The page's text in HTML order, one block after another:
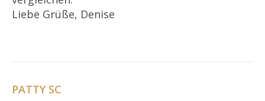
Liebe Grüße, Denise
PATTY SC